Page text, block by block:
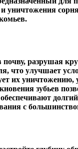
разрушая
что улучшает
их
зубьев